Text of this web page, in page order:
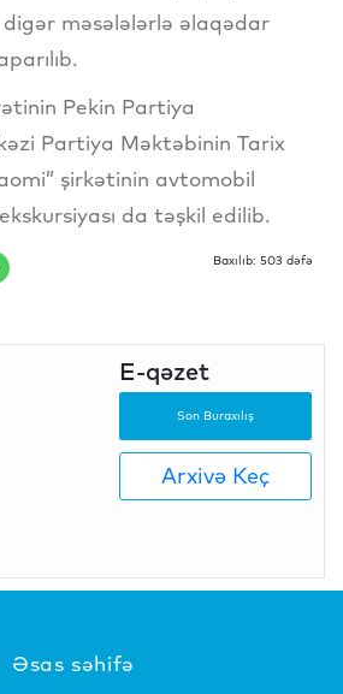
məsələlərlə əlaqədar
Pekin Partiya
Partiya Məktəbinin Tarix
şirkətinin avtomobil
da təşkil edilib.
Baxılıb: 503 dəfə
E-qəzet
Son Buraxılış
Arxivə Keç
Əsas səhifə